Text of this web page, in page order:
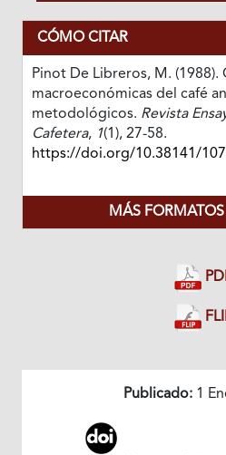
CÓMO CITAR
Pinot De Libreros, M. (1988).
macroeconómicas del café
metodológicos. Revista
Cafetera, 1(1), 27-58.
https://doi.org/10.38141/
MÁS
Publicado: 1